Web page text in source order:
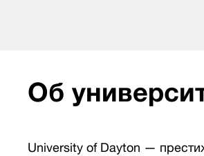
Об
University of Dayton —